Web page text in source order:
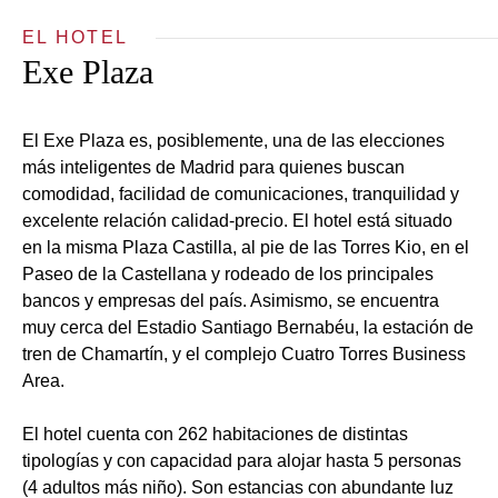
EL HOTEL
Exe Plaza
El Exe Plaza es, posiblemente, una de las elecciones
más inteligentes de Madrid para quienes buscan
comodidad, facilidad de comunicaciones, tranquilidad y
excelente relación calidad-precio. El hotel está situado
en la misma Plaza Castilla, al pie de las Torres Kio, en el
Paseo de la Castellana y rodeado de los principales
bancos y empresas del país. Asimismo, se encuentra
muy cerca del Estadio Santiago Bernabéu, la estación de
tren de Chamartín, y el complejo Cuatro Torres Business
Area.
El hotel cuenta con 262 habitaciones de distintas
tipologías y con capacidad para alojar hasta 5 personas
(4 adultos más niño). Son estancias con abundante luz